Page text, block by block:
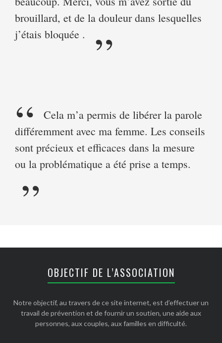
brouillard, et de la douleur dans lesquelles
j’étais bloquée .
Cela m’a permis de libérer la parole
différemment avec ma femme. Les conseils
sont précieux et efficaces dans la mesure
ou la problématique a été prise a temps.
OBJECTIF DE L’ASSOCIATION
Notre objectif, au travers de ce site internet, est d’effectuer un
travail de prévention et de fournir un soutien, une aide aux
personnes, aux couples, aux familles en difficulté.